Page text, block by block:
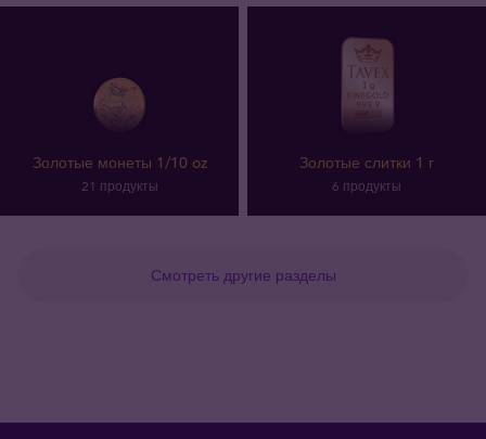
Смотреть другие разделы
Золотые монеты 1/10 oz
21 продукты
Золотые слитки 1 г
6 продукты